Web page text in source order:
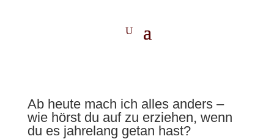
Ab heute mach ich alles anders –
wie hörst du auf zu erziehen, wenn
du es jahrelang getan hast?